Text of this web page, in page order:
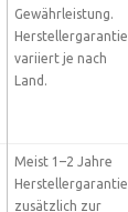
Gewährleistung.
Herstellergarantie
variiert je nach
Land.
Meist 1–2 Jahre
Herstellergarantie
zusätzlich zur